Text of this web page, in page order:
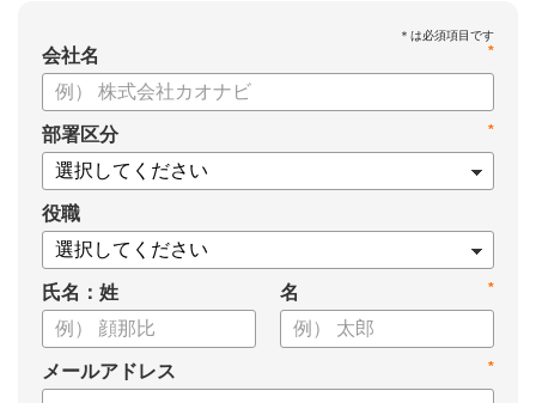
*
会社名
*
部署区分
役職
氏名：姓 *
名
*
メールアドレス